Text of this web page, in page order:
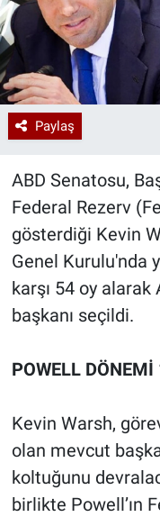
Paylaş
ABD Senatosu,
Federal Rezerv
gösterdiği Kevin
Genel Kurulu'nda
karşı 54 oy alarak
başkanı seçildi.
POWELL DÖNEMİ
Kevin Warsh,
olan mevcut
koltuğunu
birlikte Powell’ın
Sağlık
Teknoloji
Ramazan